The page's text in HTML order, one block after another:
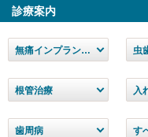
診療案内
無痛インプラント治療 虫
根管治療 入
歯周病 す